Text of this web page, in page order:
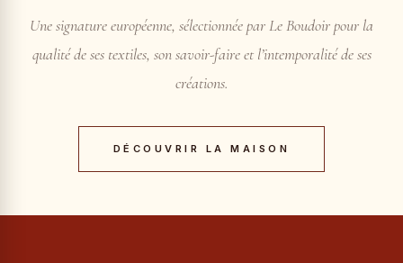
Une signature européenne, sélectionnée par Le Boudoir pour la
qualité de ses textiles, son savoir-faire et l’intemporalité de ses
créations.
DÉCOUVRIR LA MAISON